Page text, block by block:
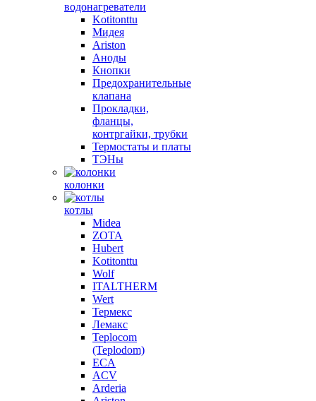
водонагреватели
Kotitonttu
Мидея
Ariston
Аноды
Кнопки
Предохранительные
клапана
Прокладки,
фланцы,
контргайки, трубки
Термостаты и платы
ТЭНы
колонки
котлы
Midea
ZOTA
Hubert
Kotitonttu
Wolf
ITALTHERM
Wert
Термекс
Лемакс
Teplocom
(Teplodom)
ECA
ACV
Arderia